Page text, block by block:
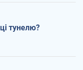
тунелю?